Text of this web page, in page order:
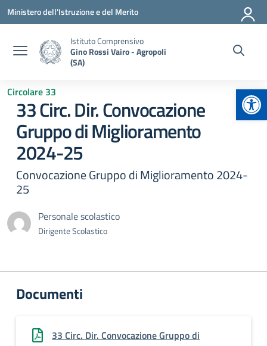
Vai ai contenuti
Vai al menu di navigazione
Vai al footer
Ministero dell'Istruzione e del Merito
Istituto Comprensivo
Gino Rossi Vairo - Agropoli
(SA)
Circolare 33
33 Circ. Dir. Convocazione
Gruppo di Miglioramento
2024-25
Convocazione Gruppo di Miglioramento 2024-
25
Personale scolastico
Dirigente Scolastico
Documenti
33 Circ. Dir. Convocazione Gruppo di